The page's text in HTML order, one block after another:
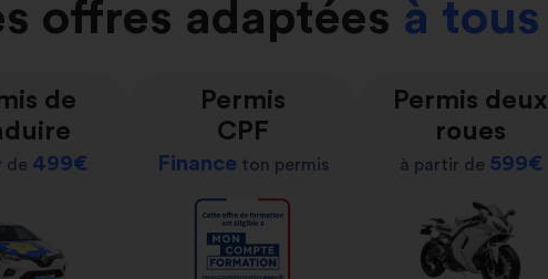
offres adaptées à tous
de
de 499€
Permis
CPF
Financeton permis
Permis deux
roues
à partir de 599€